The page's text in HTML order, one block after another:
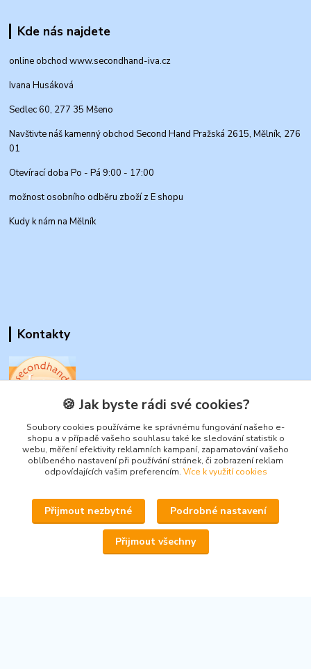
Kde nás najdete
online obchod www.secondhand-iva.cz
Ivana Husáková
Sedlec 60, 277 35 Mšeno
Navštivte náš kamenný obchod Second Hand Pražská 2615, Mělník, 276
01
Otevírací doba Po - Pá 9:00 - 17:00
možnost osobního odběru zboží z E shopu
Kudy k nám na Mělník
Kontakty
www.secondhand-iva.cz
Ivana Husáková
+420 315 695 684
info@secondhand-iva.cz
🍪 Jak byste rádi své cookies?
Soubory cookies používáme ke správnému fungování našeho e-
shopu a v případě vašeho souhlasu také ke sledování statistik o
webu, měření efektivity reklamních kampaní, zapamatování vašeho
oblíbeného nastavení při používání stránek, či zobrazení reklam
odpovídajících vašim preferencím. Více k využití cookies
Přijmout nezbytné Podrobné nastavení
Přijmout všechny